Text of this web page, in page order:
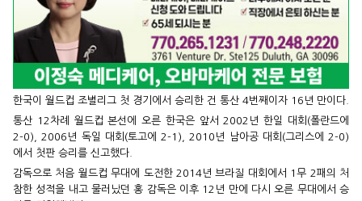
한국이 월드컵 조별리그 첫 경기에서 승리한 건 통산 4번째이자 16년 만이다.
통산 12차례 월드컵 본선에 오른 한국은 앞서 2002년 한일 대회(폴란드에
2-0), 2006년 독일 대회(토고에 2-1), 2010년 남아공 대회(그리스에 2-0)
에서 첫판 승리를 신고했다.
감독으로 처음 월드컵 무대에 도전한 2014년 브라질 대회에서 1무 2패의 처
참한 성적을 내고 물러났던 홍 감독은 이후 12년 만에 다시 오른 무대에서 승